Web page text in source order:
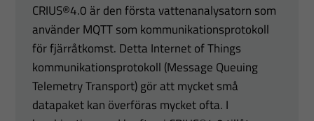
CRIUS®4.0 är den första vattenanalysatorn som
använder MQTT som kommunikationsprotokoll
för fjärråtkomst. Detta Internet of Things
kommunikationsprotokoll (Message Queuing
Telemetry Transport) gör att mycket små
datapaket kan överföras mycket ofta. I